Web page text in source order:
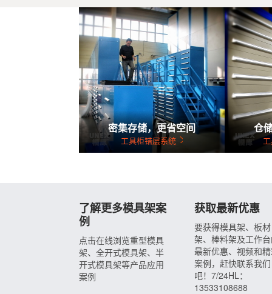
密集存储，更省空间
工具柜错层系统
仓
了解更多模具架案
例
点击在线浏览重型模具
架、全开式模具架、半
开式模具架等产品应用
案例
获取最新优惠
要获得模具架、板材
架、棒料架及工作
最新优惠、视频和
案例，赶快联系我们
吧！7/24HL：
13533108688